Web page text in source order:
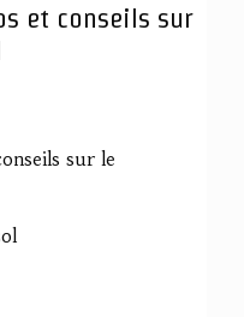
et conseils sur
sur le